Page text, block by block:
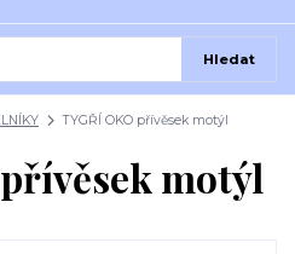
Hledat
TYGŘÍ OKO přívěsek motýl
motýl